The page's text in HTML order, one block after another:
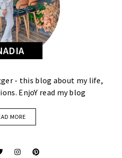
- this blog about my life,
EnjoY read my blog
MORE